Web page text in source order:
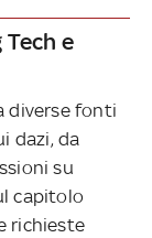
e
diverse fonti
dazi, da
su
capitolo
richieste